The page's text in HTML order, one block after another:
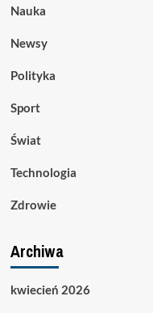
Nauka
Newsy
Polityka
Sport
Świat
Technologia
Zdrowie
Archiwa
kwiecień 2026